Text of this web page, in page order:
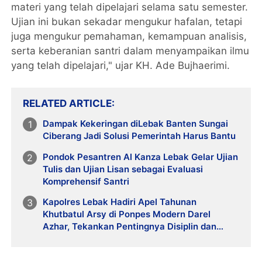
materi yang telah dipelajari selama satu semester.
Ujian ini bukan sekadar mengukur hafalan, tetapi
juga mengukur pemahaman, kemampuan analisis,
serta keberanian santri dalam menyampaikan ilmu
yang telah dipelajari," ujar KH. Ade Bujhaerimi.
RELATED ARTICLE
Dampak Kekeringan diLebak Banten Sungai
Ciberang Jadi Solusi Pemerintah Harus Bantu
Pondok Pesantren Al Kanza Lebak Gelar Ujian
Tulis dan Ujian Lisan sebagai Evaluasi
Komprehensif Santri
Kapolres Lebak Hadiri Apel Tahunan
Khutbatul Arsy di Ponpes Modern Darel
Azhar, Tekankan Pentingnya Disiplin dan